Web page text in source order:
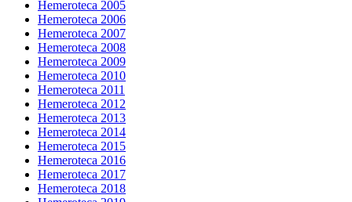
Hemeroteca 2005
Hemeroteca 2006
Hemeroteca 2007
Hemeroteca 2008
Hemeroteca 2009
Hemeroteca 2010
Hemeroteca 2011
Hemeroteca 2012
Hemeroteca 2013
Hemeroteca 2014
Hemeroteca 2015
Hemeroteca 2016
Hemeroteca 2017
Hemeroteca 2018